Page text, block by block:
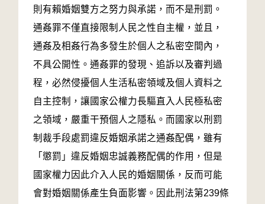
則有賴婚姻雙方之努力與承諾，而不是刑罰。
通姦罪不僅直接限制人民之性自主權，並且，
通姦及相姦行為多發生於個人之私密空間內，
不具公開性。通姦罪的發現、追訴以及審判過
程，必然侵擾個人生活私密領域及個人資料之
自主控制，讓國家公權力長驅直入人民極私密
之領域，嚴重干預個人之隱私。而國家以刑罰
制裁手段處罰違反婚姻承諾之通姦配偶，雖有
「懲罰」違反婚姻忠誠義務配偶的作用，但是
國家權力因此介入人民的婚姻關係，反而可能
會對婚姻關係產生負面影響。因此刑法第239條